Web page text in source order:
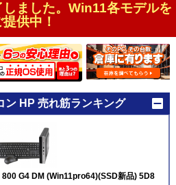
ました。Win11各モデルを
提供中！
ン HP 売れ筋ランキング
G4 DM (Win11pro64)(SSD新品) 5D8